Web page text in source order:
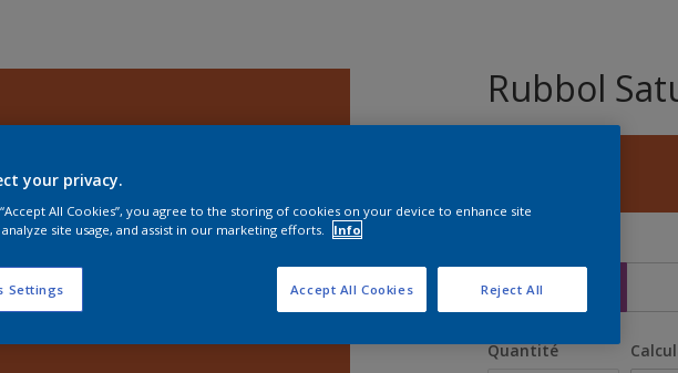
Rubbol
Quantité
your privacy.
All Cookies”, you agree to the storing of cookies on your device to enhance site
site usage, and assist in our marketing efforts.
Info
Settings Reject All
Accept All Cookies